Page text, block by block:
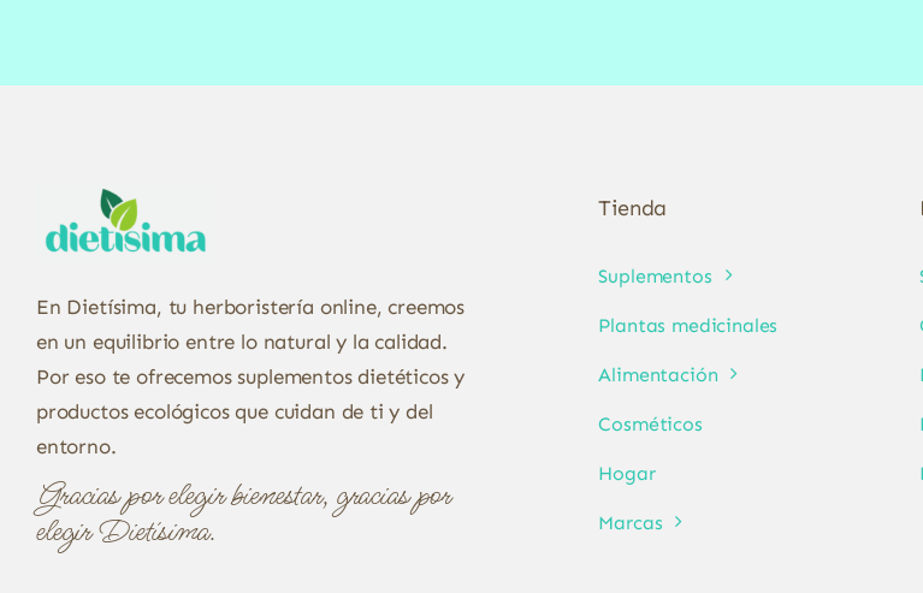
En Dietísima, tu herboristería online, creemos
en un equilibrio entre lo natural y la calidad.
Por eso te ofrecemos suplementos dietéticos y
productos ecológicos que cuidan de ti y del
entorno.
Gracias por elegir bienestar, gracias por
elegir Dietísima.
Tienda
Suplementos
Plantas medicinales
Alimentación
Cosméticos
Hogar
Marcas